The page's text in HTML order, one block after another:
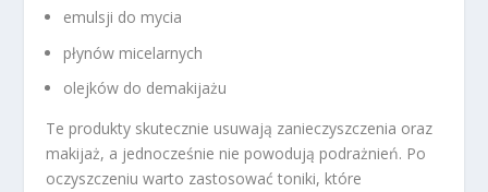
emulsji do mycia
płynów micelarnych
olejków do demakijażu
Te produkty skutecznie usuwają zanieczyszczenia oraz
makijaż, a jednocześnie nie powodują podrażnień. Po
oczyszczeniu warto zastosować toniki, które